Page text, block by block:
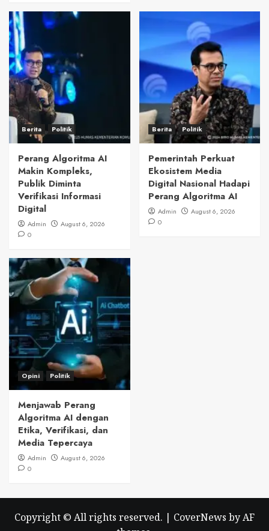
Berita Politik
Perang Algoritma AI
Makin Kompleks,
Publik Diminta
Verifikasi Informasi
Digital
Admin
August 6, 2026
0
Berita Politik
Pemerintah Perkuat
Ekosistem Media
Digital Nasional Hadapi
Perang Algoritma AI
Admin
August 6, 2026
0
Opini Politik
Menjawab Perang
Algoritma AI dengan
Etika, Verifikasi, dan
Media Tepercaya
Admin
August 6, 2026
0
Copyright © All rights reserved. | CoverNews by AF